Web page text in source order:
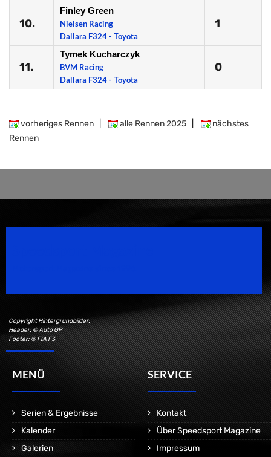
10.
Finley Green
Nielsen Racing
Dallara F324 - Toyota
1
11.
Tymek Kucharczyk
BVM Racing
Dallara F324 - Toyota
0
vorheriges Rennen alle Rennen 2025
nächstes
Rennen
Copyright Hintergrundbilder:
Header: © Auto GP
Footer: © FIA F3
MENÜ
Serien & Ergebnisse
Kalender
Galerien
SERVICE
Kontakt
Über Speedsport Magazine
Impressum